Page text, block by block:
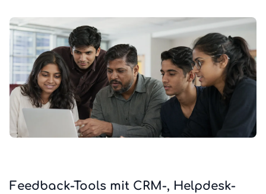
Feedback-Tools mit CRM-, Helpdesk-